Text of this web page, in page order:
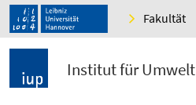
Fakultät
Institut für